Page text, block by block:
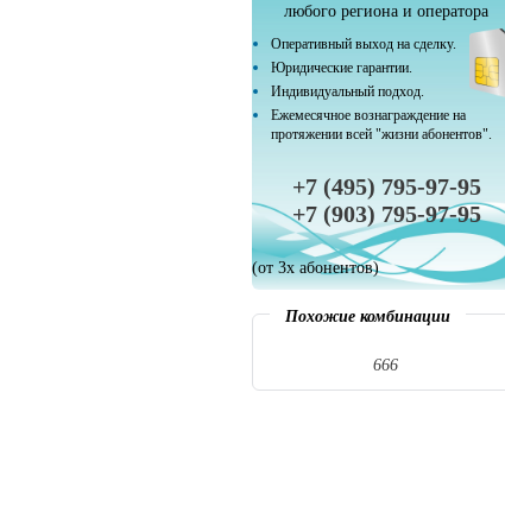
любого региона и оператора
Оперативный выход на сделку.
Юридические гарантии.
Индивидуальный подход.
Ежемесячное вознаграждение на
протяжении всей "жизни абонентов".
+7 (495) 795-97-95
+7 (903) 795-97-95
(от 3х абонентов)
Похожие комбинации
666